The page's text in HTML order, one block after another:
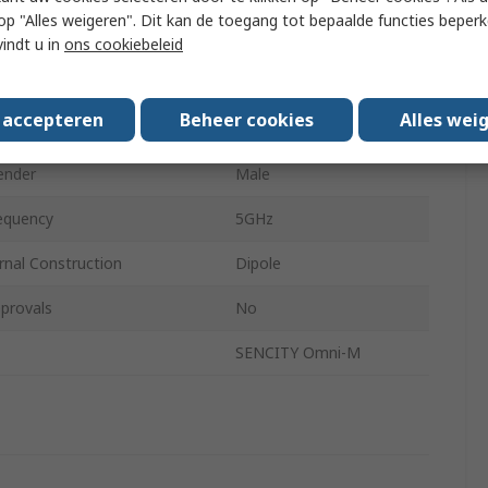
Omni-Directional
Male
5GHz
Construction Dipole
No
SENCITY Omni-M
"Alles weigeren". Dit kan de toegang tot bepaalde functies
u in ons cookiebeleid
Beheer cookies Alles